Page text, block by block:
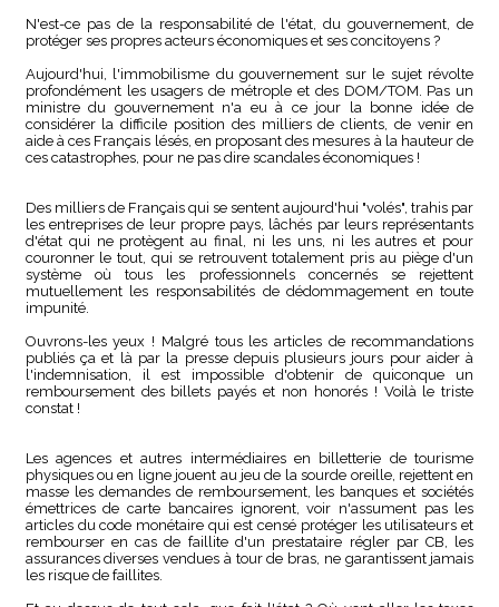
N'est-ce pas de la responsabilité de l'état, du gouvernement, de
protéger ses propres acteurs économiques et ses concitoyens ?
Aujourd'hui, l'immobilisme du gouvernement sur le sujet révolte
profondément les usagers de métrople et des DOM/TOM. Pas un
ministre du gouvernement n'a eu à ce jour la bonne idée de
considérer la difficile position des milliers de clients, de venir en
aide à ces Français lésés, en proposant des mesures à la hauteur de
ces catastrophes, pour ne pas dire scandales économiques !
Des milliers de Français qui se sentent aujourd'hui "volés", trahis par
les entreprises de leur propre pays, lâchés par leurs représentants
d'état qui ne protègent au final, ni les uns, ni les autres et pour
couronner le tout, qui se retrouvent totalement pris au piège d'un
système où tous les professionnels concernés se rejettent
mutuellement les responsabilités de dédommagement en toute
impunité.
Ouvrons-les yeux ! Malgré tous les articles de recommandations
publiés ça et là par la presse depuis plusieurs jours pour aider à
l'indemnisation, il est impossible d'obtenir de quiconque un
remboursement des billets payés et non honorés ! Voilà le triste
constat !
Les agences et autres intermédiaires en billetterie de tourisme
physiques ou en ligne jouent au jeu de la sourde oreille, rejettent en
masse les demandes de remboursement, les banques et sociétés
émettrices de carte bancaires ignorent, voir n'assument pas les
articles du code monétaire qui est censé protéger les utilisateurs et
rembourser en cas de faillite d'un prestataire régler par CB, les
assurances diverses vendues à tour de bras, ne garantissent jamais
les risque de faillites.